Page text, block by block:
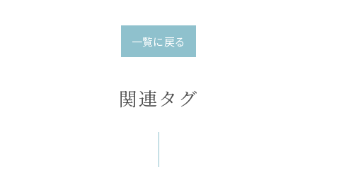
一覧に戻る
関連タグ